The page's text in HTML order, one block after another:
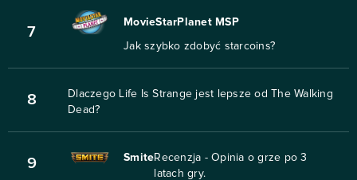
7
MovieStarPlanet MSP
Jak szybko zdobyć starcoins?
8
Dlaczego Life Is Strange jest lepsze od The Walking
Dead?
9 SmiteRecenzja - Opinia o grze po 3
latach gry.